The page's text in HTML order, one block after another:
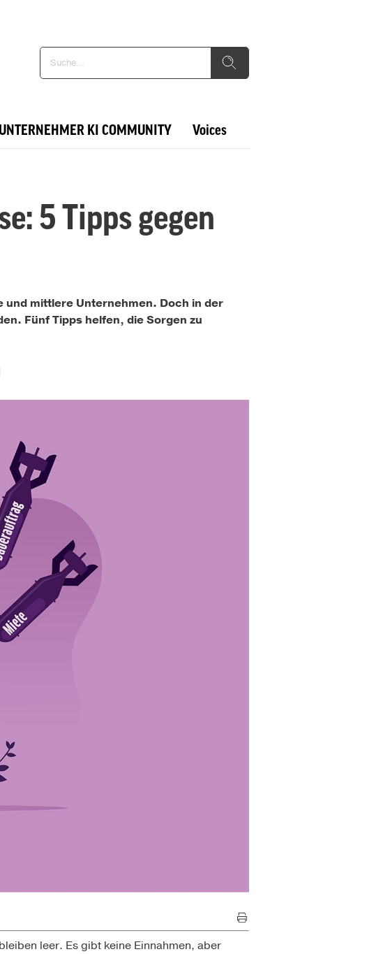
KI COMMUNITY Voices
5 Tipps gegen
und mittlere Unternehmen. Doch in der
Fünf Tipps helfen, die Sorgen zu
leer. Es gibt keine Einnahmen, aber